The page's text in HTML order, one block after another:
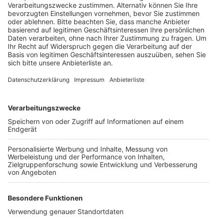
ein Unbekannter Dienstagmorgen die Schlafsäcke
und persönlichen Habseligkeiten übergossen.
Veröffentlicht:Donnerstag, 11.11.2021 12:07
Anzeige
einem Treppenabgang zur U-Bahn geschlafen, als sie
den Verdächtigen bemerkten, der sofort flüchtete.
Seit September sind der Polizei mindestens zehn
vergleichbare Fälle gemeldet worden – bislang
überwiegend in der linksrheinischen Innenstadt. Dort
wurden immer wieder Obdachlose nachts mit Farbe
übergossen. Die Polizei hat eine Ermittlungsgruppe
Anzeige